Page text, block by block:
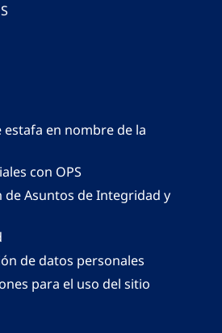
en nombre de la
con OPS
de Asuntos de Integridad y
de datos personales
para el uso del sitio